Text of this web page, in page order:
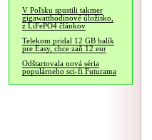
V Poľsku spustili takmer
gigawatthodinové úložisko,
z LiFePO4 článkov
Telekom pridal 12 GB balík
pre Easy, chce zaň 12 eur
Odštartovala nová séria
populárneho sci-fi Futurama